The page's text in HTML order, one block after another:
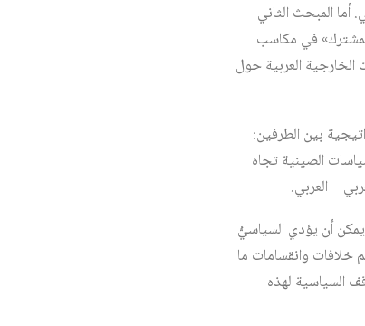
المبحث الثاني
في مكاسب
الخارجية العربية حول
بين الطرفين:
الصينية تجاه
– العربي.
أن يؤدي السياسيُّ
خلافات وانقسامات ما
السياسية لهذه